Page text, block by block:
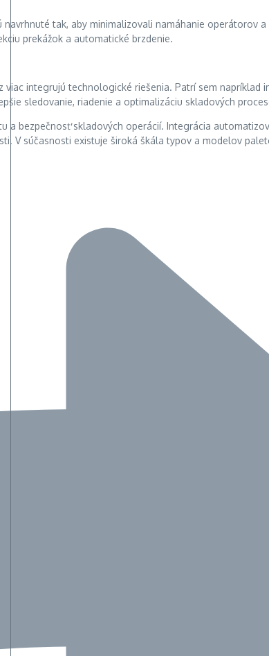
tak, aby minimalizovali namáhanie operátorov
prekážok a automatické brzdenie.
integrujú technologické riešenia. Patrí sem napríklad
sledovanie, riadenie a optimalizáciu skladových
a bezpečnosť skladových operácií. Integrácia
V súčasnosti existuje široká škála typov a modelov